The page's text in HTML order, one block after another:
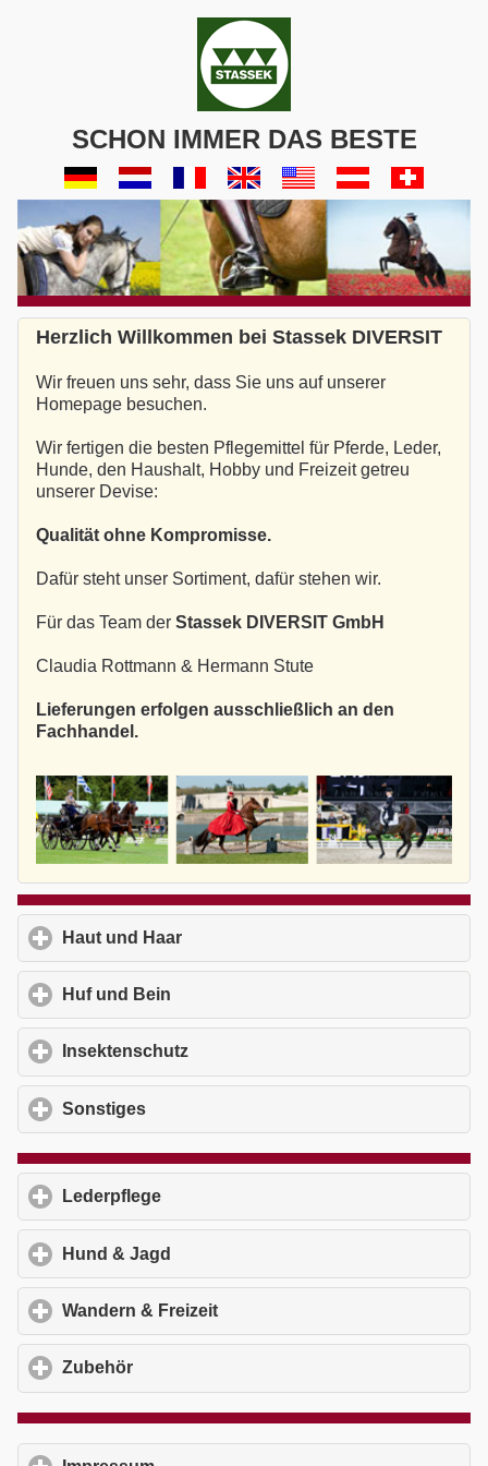
SCHON IMMER DAS BESTE
Herzlich Willkommen bei Stassek DIVERSIT
Wir freuen uns sehr, dass Sie uns auf unserer
Homepage besuchen.
Wir fertigen die besten Pflegemittel für Pferde, Leder,
Hunde, den Haushalt, Hobby und Freizeit getreu
unserer Devise:
Qualität ohne Kompromisse.
Dafür steht unser Sortiment, dafür stehen wir.
Für das Team der Stassek DIVERSIT GmbH
Claudia Rottmann & Hermann Stute
Lieferungen erfolgen ausschließlich an den
Fachhandel.
Haut und Haar
Huf und Bein
Insektenschutz
Sonstiges
Lederpflege
Hund & Jagd
Wandern & Freizeit
Zubehör